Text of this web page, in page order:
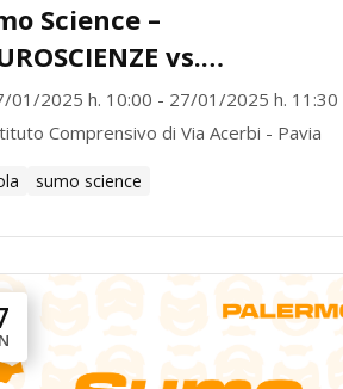
Science –
vs.
FORENSE
01/2025 h. 10:00 - 27/01/2025 h. 11:30
Comprensivo di Via Acerbi - Pavia
sumo science